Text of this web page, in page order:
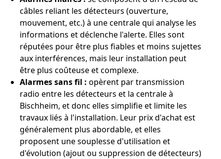
câbles reliant les détecteurs (ouverture,
mouvement, etc.) à une centrale qui analyse les
informations et déclenche l'alerte. Elles sont
réputées pour être plus fiables et moins sujettes
aux interférences, mais leur installation peut
être plus coûteuse et complexe.
Alarmes sans fil : opèrent par transmission
radio entre les détecteurs et la centrale à
Bischheim, et donc elles simplifie et limite les
travaux liés à l'installation. Leur prix d'achat est
généralement plus abordable, et elles
proposent une souplesse d'utilisation et
d'évolution (ajout ou suppression de détecteurs)